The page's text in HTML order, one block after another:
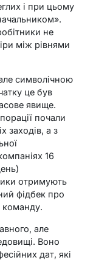
і при цьому
не
між рівнями
символічною
це був
явище.
почали
заходів, а з
16
отримують
фідбек про
команду.
але
Воно
дат, які